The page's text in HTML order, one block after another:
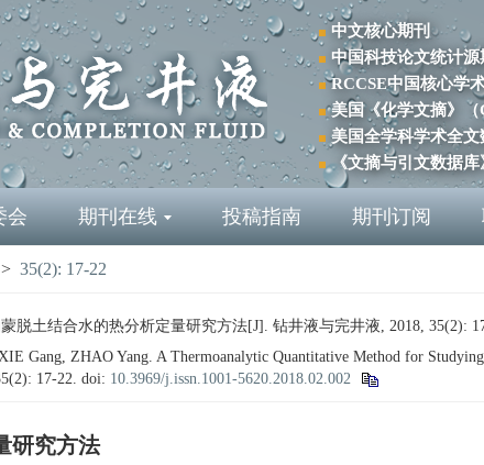
中文核心期刊
中国科技论文统计
RCCSE中国核心学
美国《化学文摘》（
美国全学科学术全文
《文摘与引文数据
会 期刊在线 投稿指南 期刊订阅
> 35(2): 17-22
脱土结合水的热分析定量研究方法[J]. 钻井液与完井液, 2018, 35(2):
Gang, ZHAO Yang. A Thermoanalytic Quantitative Method for
17-22. doi: 10.3969/j.issn.1001-5620.2018.02.002
研究方法